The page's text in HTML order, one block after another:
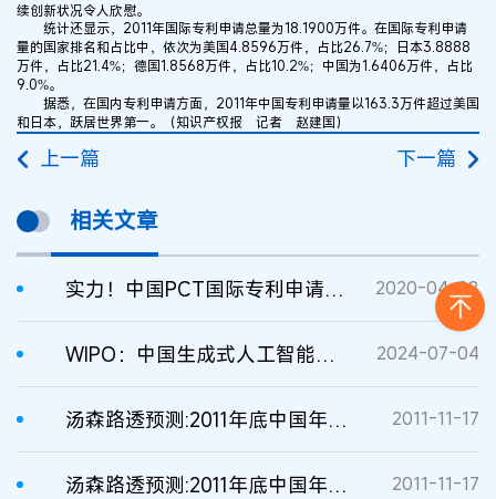
续创新状况令人欣慰。
统计还显示，2011年国际专利申请总量为18.1900万件。在国际专利申请
量的国家排名和占比中，依次为美国4.8596万件，占比26.7%；日本3.8888
万件，占比21.4%；德国1.8568万件，占比10.2%；中国为1.6406万件，占比
9.0%。
据悉，在国内专利申请方面，2011年中国专利申请量以163.3万件超过美国
和日本，跃居世界第一。（知识产权报 记者 赵建国）
上一篇 下一篇
相关文章
实力！中国PCT国际专利申请量跃居世界第一 2020-04-08
WIPO：中国生成式人工智能专利申请量世界第一 2024-07-04
汤森路透预测:2011年底中国年度专利量将居世界第一 2011-11-17
汤森路透预测:2011年底中国年度专利量将居世界第一 2011-11-17